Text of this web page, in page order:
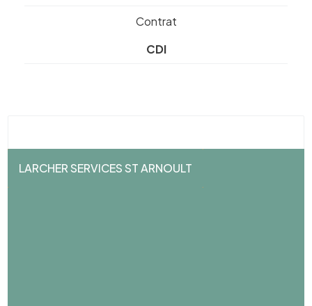
Contrat
CDI
LARCHER SERVICES ST ARNOULT